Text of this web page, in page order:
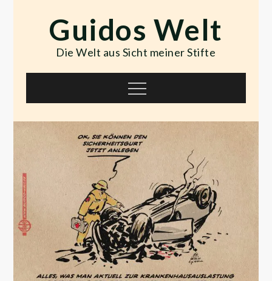
contentGuidos Welt
Die Welt aus Sicht meiner Stifte
Menu